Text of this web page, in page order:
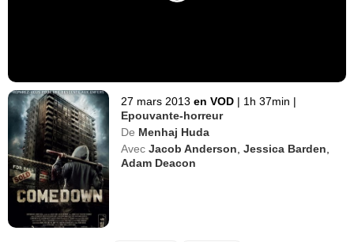
27 mars 2013 en VOD | 1h 37min |
Epouvante-horreur
De Menhaj Huda
Avec Jacob Anderson ,Jessica Barden
Adam Deacon